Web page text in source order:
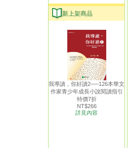
新上架商品
我導讀，你好讀2──126本華文
作家青少年成長小說閱讀指引
特價7折
NT$266
詳見內容